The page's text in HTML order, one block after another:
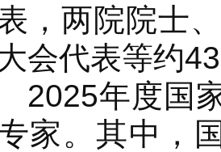
，两院院士
会代表等约
年度国家
家。其中，